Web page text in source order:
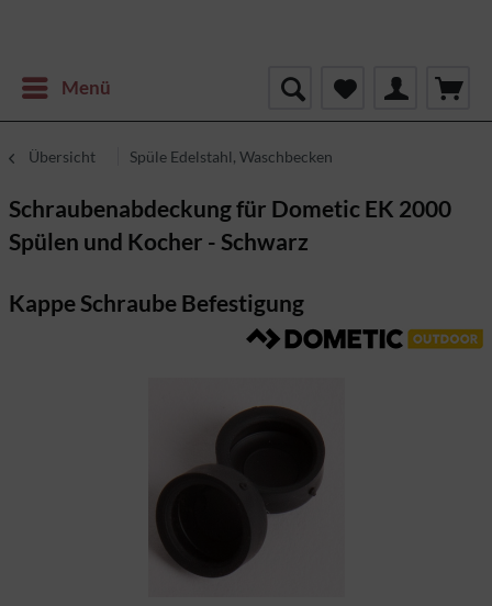
Menü
Übersicht Spüle Edelstahl, Waschbecken
Schraubenabdeckung für Dometic EK 2000
Spülen und Kocher - Schwarz
Kappe Schraube Befestigung